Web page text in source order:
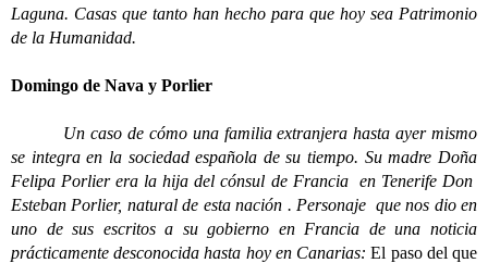
Laguna. Casas que tanto han hecho para que hoy sea Patrimonio
de la Humanidad.
Domingo de Nava y Porlier
Un caso de cómo una familia extranjera hasta ayer mismo
se integra en la sociedad española de su tiempo. Su madre Doña
Felipa Porlier era la hija del cónsul de Francia en Tenerife Don
Esteban Porlier, natural de esta nación . Personaje que nos dio en
uno de sus escritos a su gobierno en Francia de una noticia
prácticamente desconocida hasta hoy en Canarias:El paso del que